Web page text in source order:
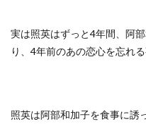
実は照英はずっと4年間、阿
り、4年前のあの恋心を忘れ
照英は阿部和加子を食事に誘